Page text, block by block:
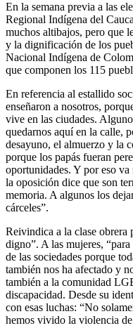
En la semana previa a las
Regional Indígena del
muchos altibajos, pero que
y la dignificación de los
Nacional Indígena de
que componen los 115
En referencia al estallido
enseñaron a nosotros,
vive en las ciudades.
quedarnos aquí en la calle,
desayuno, el almuerzo y la
porque los papás fueran
oportunidades. Y por eso
la oposición dice que son
memoria. A algunos los
cárceles”.
Reivindica a la clase obrera
digno”. A las mujeres,
de las sociedades porque
también nos ha afectado y
también a la comunidad
discapacidad. Desde su
con esas luchas: “No
hemos vivido la violencia